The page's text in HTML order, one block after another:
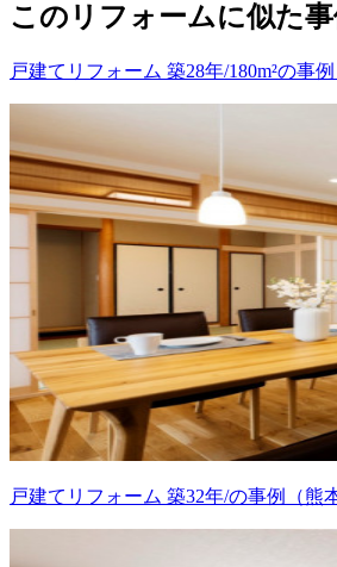
このリフォームに似た事
戸建てリフォーム 築28年/180m²の事
戸建てリフォーム 築32年/の事例（熊